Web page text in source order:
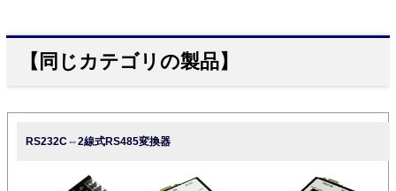
【同じカテゴリの製品】
RS232C⇔2線式RS485変換器